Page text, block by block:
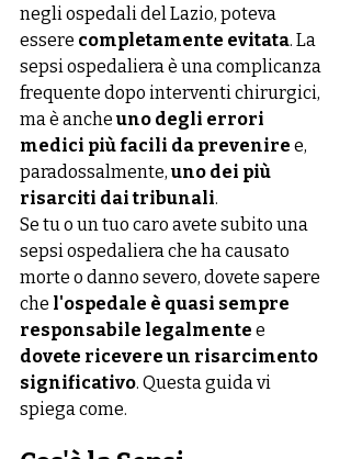
negli ospedali del Lazio, poteva
essere completamente evitata. La
sepsi ospedaliera è una complicanza
frequente dopo interventi chirurgici,
ma è anche uno degli errori
medici più facili da prevenire e,
paradossalmente, uno dei più
risarciti dai tribunali.
Se tu o un tuo caro avete subito una
sepsi ospedaliera che ha causato
morte o danno severo, dovete sapere
che l'ospedale è quasi sempre
responsabile legalmente e
dovete ricevere un risarcimento
significativo. Questa guida vi
spiega come.